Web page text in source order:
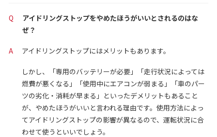
Q
アイドリングストップをやめたほうがいいとされるのはな
ぜ？
A アイドリングストップにはメリットもあります。
しかし、「専用のバッテリーが必要」「走行状況によっては
燃費が悪くなる」「使用中にエアコンが弱まる」「車のパー
ツの劣化・消耗が早まる」といったデメリットもあること
が、やめたほうがいいと言われる理由です。使用方法によっ
てアイドリングストップの影響が異なるので、運転状況に合
わせて使うといいでしょう。